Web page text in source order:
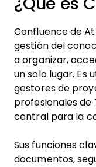
¿Qué es
Confluence de
gestión del
a organizar,
un solo lugar. Es
gestores de
profesionales de
central para la
Sus funciones
documentos,